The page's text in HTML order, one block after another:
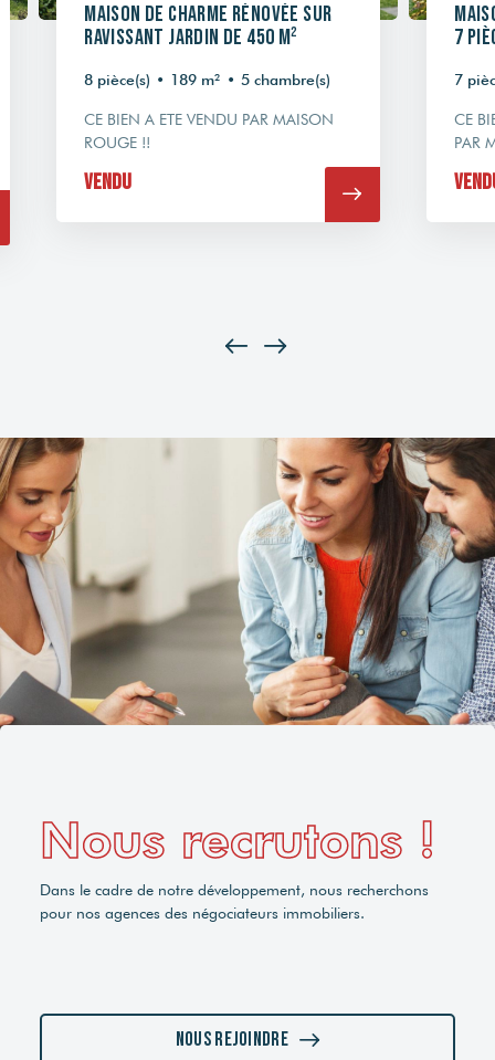
Maison de charme rénovée sur
ravissant jardin de 450 m²
8 pièce(s) • 189 m² • 5 chambre(s)
CE BIEN A ETE VENDU PAR MAISON
ROUGE !!
Vendu
7
7
CE
PAR
Nous recrutons !
Dans le cadre de notre développement, nous recherchons
pour nos agences des négociateurs immobiliers.
Nous rejoindre